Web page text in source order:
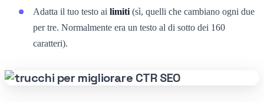
Adatta il tuo testo ai limiti (sì, quelli che cambiano ogni due
per tre. Normalmente era un testo al di sotto dei 160
caratteri).